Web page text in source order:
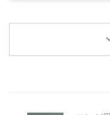
ネ ...
ット広告を導入したい方。